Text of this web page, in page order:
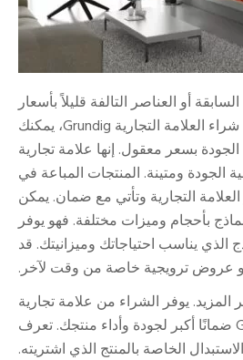
أو العناصر التالفة قليلاً بأسعار
أقل. لذلك، من خلال شراء العلامة التجارية Grundig، يمكنك
بسعر معقول. إنها علامة تجارية
الجودة ومتينة. المنتجات المباعة في
العلامة التجارية وتأتي مع ضمان. يمكن
بأحجام وميزات مختلفة. فهو يوفر
الذي يناسب احتياجاتك وميزانيتك. قد
عروض ترويجية خاصة من وقت لآخر.
المزيد. يوفر الشراء من علامة تجارية
مشهورة مثل Grundig ضمانًا أكبر لجودة وأداء منتجك. تعرف
الخاصة بالمنتج الذي اشتريته.